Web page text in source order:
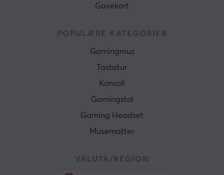
Gavekort
POPULÆRE KATEGORIER
Gamingmus
Tastatur
Konsoll
Gamingstol
Gaming Headset
Musematter
VALUTA/REGION